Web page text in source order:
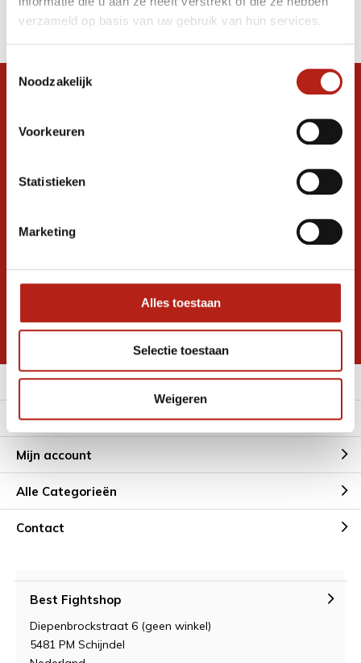
verzameld op basis van uw gebruik van hun services.
Toestemmingsselectie
Noodzakelijk
Voorkeuren
Statistieken
Marketing
Alles toestaan
Selectie toestaan
Weigeren
Filter
Stel je vraag in de chat, en we helpen je
graag verder. 24/7
Volg ons
promoties
* Lees hier de wettelijke beperkingen
Meer informatie
Klantenservice
Mijn account
Alle Categorieën
Contact
Best Fightshop
Diepenbrockstraat 6 (geen winkel)
5481 PM Schijndel